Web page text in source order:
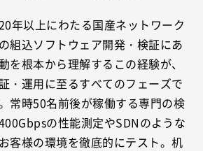
年以上にわたる国産ネットワーク
組込ソフトウェア開発・検証にあ
を根本から理解するこの経験が、
・運用に至るすべてのフェーズで
常時50名前後が稼働する専門の検
の性能測定やSDNのような
客様の環境を徹底的にテスト。机